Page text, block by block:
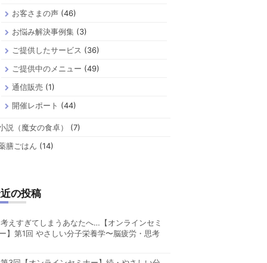
お客さまの声(46)
お悩み解決事例集 (3)
ご提供したサービス (36)
ご提供中のメニュー (49)
通信販売 (1)
開催レポート (44)
説（魔女の食卓）
(7)
膳ごはん (14)
の投稿
考えすぎてしまうあなたへ…【オンラインセミ
】第1回 やさしい分子栄養学〜脳疲労・思考